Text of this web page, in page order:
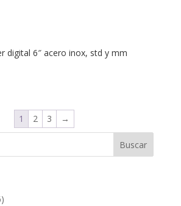
digital 6″ acero inox, std y mm
1 2 3 →